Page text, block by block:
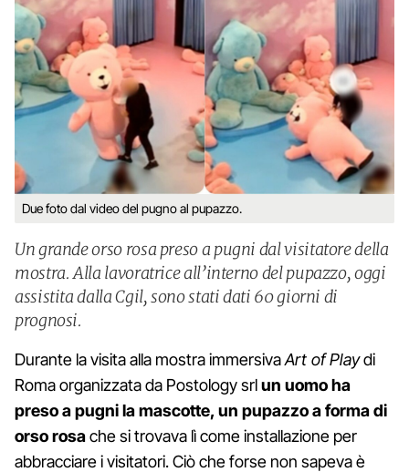
Due foto dal video del pugno al pupazzo.
Un grande orso rosa preso a pugni dal visitatore della
mostra. Alla lavoratrice all’interno del pupazzo, oggi
assistita dalla Cgil, sono stati dati 60 giorni di
prognosi.
Durante la visita alla mostra immersivaArt of Playdi
Roma organizzata da Postology srlun uomo ha
preso a pugni la mascotte, un pupazzo a forma di
orso rosache si trovava lì come installazione per
abbracciare i visitatori. Ciò che forse non sapeva è